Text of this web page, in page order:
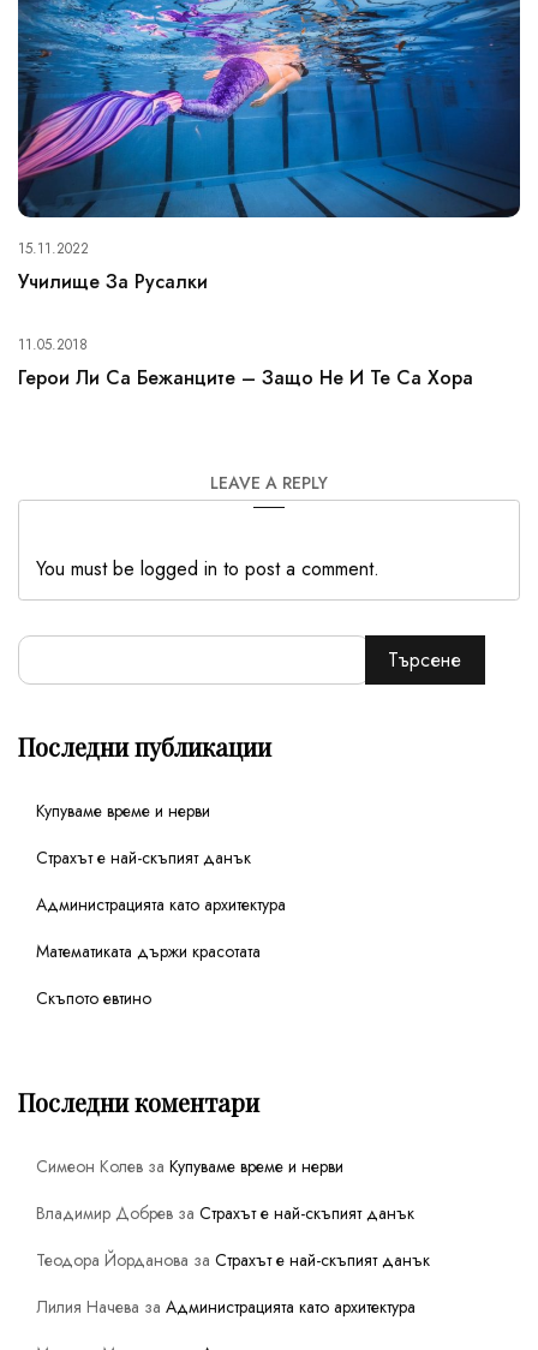
15.11.2022
Училище За Русалки
11.05.2018
Герои Ли Са Бежанците – Защо Не И Те Са Хора
LEAVE A REPLY
You must be logged in to post a comment.
Търсене
Последни публикации
Купуваме време и нерви
Страхът е най-скъпият данък
Администрацията като архитектура
Математиката държи красотата
Скъпото евтино
Последни коментари
Симеон Колев за Купуваме време и нерви
Владимир Добрев за Страхът е най-скъпият данък
Теодора Йорданова за Страхът е най-скъпият данък
Лилия Начева за Администрацията като архитектура